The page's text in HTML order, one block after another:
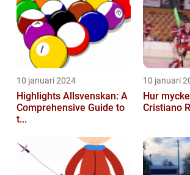
10 januari 2024
Highlights Allsvenskan: A
Comprehensive Guide to
t...
10 januari
Hur
Cristiano